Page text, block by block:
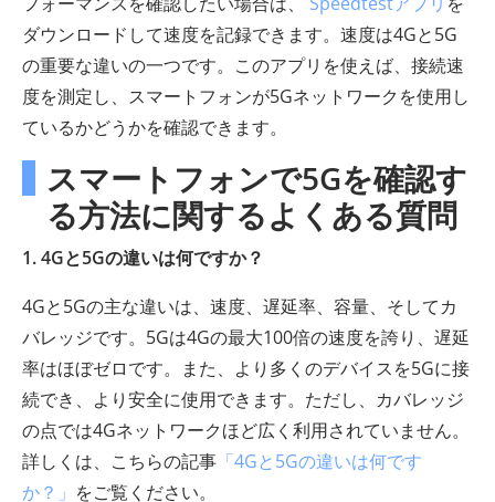
ダウンロードして速度を記録できます。速度は4Gと5G
の重要な違いの一つです。このアプリを使えば、接続速
度を測定し、スマートフォンが5Gネットワ​​ークを使用し
ているかどうかを確認できます。
スマートフォンで5Gを確認す
る方法に関するよくある質問
1. 4Gと5Gの違いは何ですか？
4Gと5Gの主な違いは、速度、遅延率、容量、そしてカ
バレッジです。5Gは4Gの最大100倍の速度を誇り、遅延
率はほぼゼロです。また、より多くのデバイスを5Gに接
続でき、より安全に使用できます。ただし、カバレッジ
の点では4Gネットワ​​ークほど広く利用されていません。
詳しくは、こちらの記事 「4Gと5Gの違いは何です
か？」 をご覧ください。